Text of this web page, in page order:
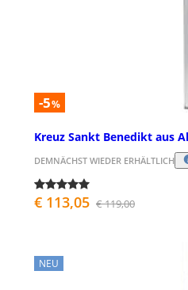
-5%
Kreuz Sankt Benedikt aus
DEMNÄCHST WIEDER ERHÄLTLICH
€ 113,05 € 119,00
NEU